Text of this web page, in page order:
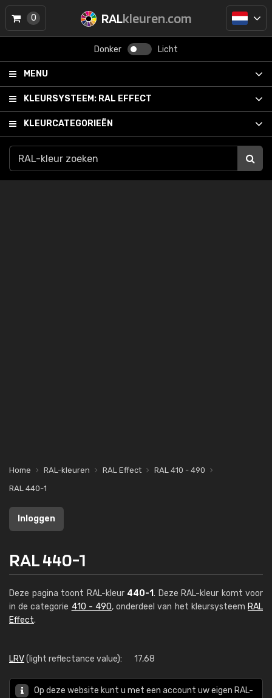
RALkleuren.com
Donker Licht
MENU
KLEURSYSTEEM: RAL EFFECT
KLEURCATEGORIEËN
0
Home RAL-kleuren RAL Effect
RAL 410 - 490
RAL 440-1
Inloggen
RAL 440-1
Deze pagina toont RAL-kleur 440-1. Deze RAL-kleur komt voor
in de categorie 410 - 490, onderdeel van het kleursysteem RAL
Effect.
LRV(light reflectance value): 17,68
Op deze website kunt u met een account uw eigen RAL-